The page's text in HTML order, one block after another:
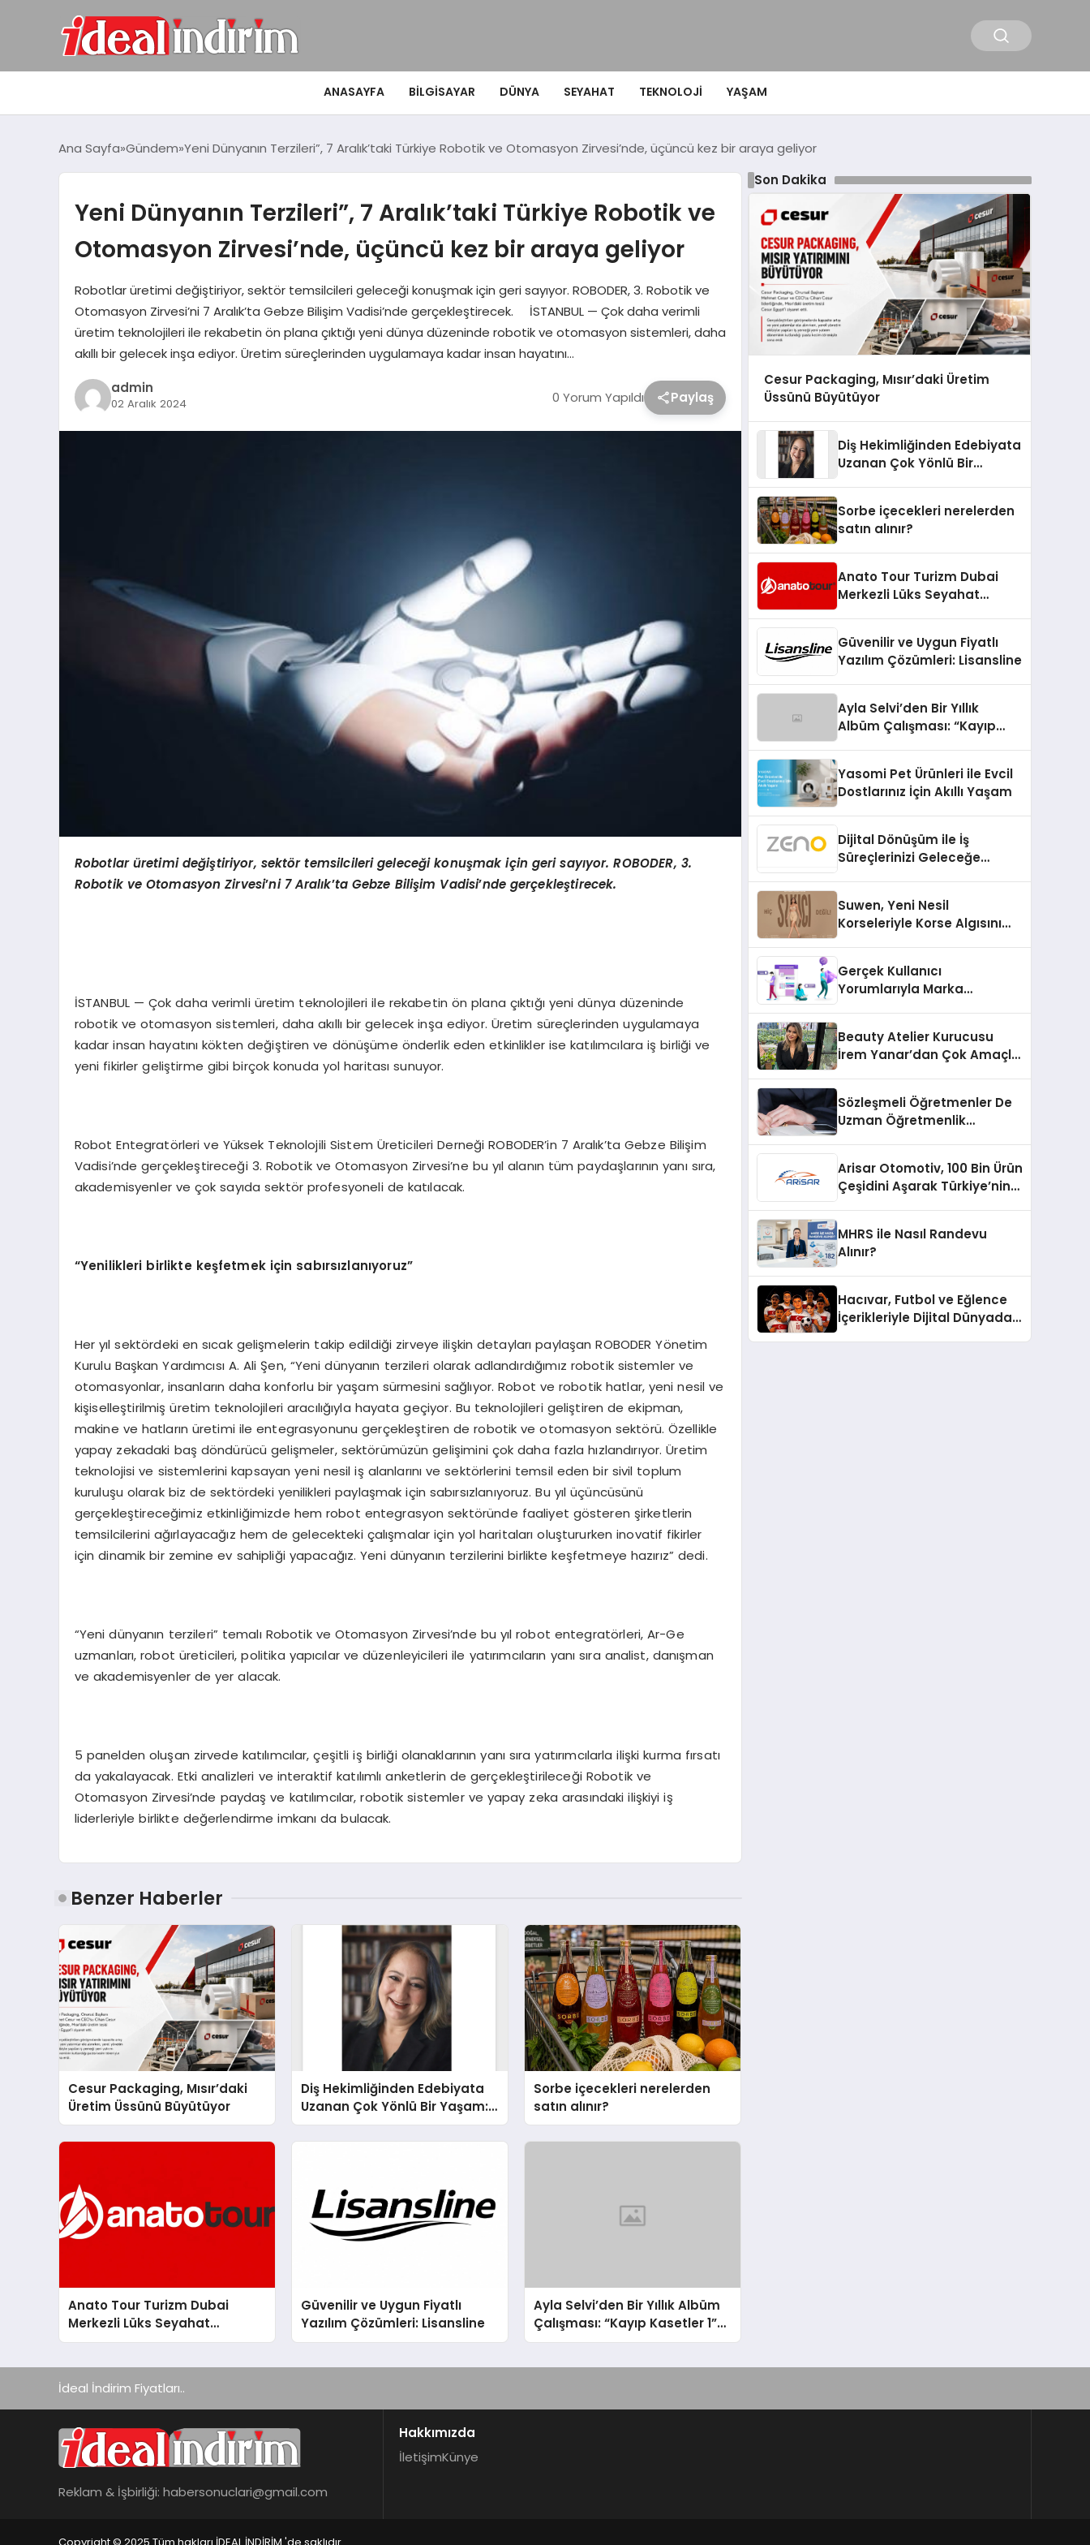
ANASAYFA BILGISAYAR DÜNYA SEYAHAT TEKNOLOJI YAŞAM
Ana Sayfa Gündem Yeni Dünyanın Terzileri”, 7 Aralık’taki Türkiye Robotik ve Otomasyon Zirvesi’nde, üçüncü kez bir araya geliyor
Yeni Dünyanın Terzileri”, 7 Aralık’taki Türkiye Robotik ve
Otomasyon Zirvesi’nde, üçüncü kez bir araya geliyor
Robotlar üretimi değiştiriyor, sektör temsilcileri geleceği konuşmak için geri sayıyor. ROBODER, 3. Robotik ve
Otomasyon Zirvesi’ni 7 Aralık’ta Gebze Bilişim Vadisi’nde gerçekleştirecek. İSTANBUL — Çok daha verimli
üretim teknolojileri ile rekabetin ön plana çıktığı yeni dünya düzeninde robotik ve otomasyon sistemleri, daha
akıllı bir gelecek inşa ediyor. Üretim süreçlerinden uygulamaya kadar insan hayatını…
admin
02 Aralık 2024 0 Yorum Yapıldı Paylaş
Robotlar üretimi değiştiriyor, sektör temsilcileri geleceği konuşmak için geri sayıyor. ROBODER, 3.
Robotik ve Otomasyon Zirvesi’ni 7 Aralık’ta Gebze Bilişim Vadisi’nde gerçekleştirecek.
İSTANBUL — Çok daha verimli üretim teknolojileri ile rekabetin ön plana çıktığı yeni dünya düzeninde
robotik ve otomasyon sistemleri, daha akıllı bir gelecek inşa ediyor. Üretim süreçlerinden uygulamaya
kadar insan hayatını kökten değiştiren ve dönüşüme önderlik eden etkinlikler ise katılımcılara iş birliği ve
yeni fikirler geliştirme gibi birçok konuda yol haritası sunuyor.
Robot Entegratörleri ve Yüksek Teknolojili Sistem Üreticileri Derneği ROBODER’in 7 Aralık’ta Gebze Bilişim
Vadisi’nde gerçekleştireceği 3. Robotik ve Otomasyon Zirvesi’ne bu yıl alanın tüm paydaşlarının yanı sıra,
akademisyenler ve çok sayıda sektör profesyoneli de katılacak.
“Yenilikleri birlikte keşfetmek için sabırsızlanıyoruz”
Her yıl sektördeki en sıcak gelişmelerin takip edildiği zirveye ilişkin detayları paylaşan ROBODER Yönetim
Kurulu Başkan Yardımcısı A. Ali Şen, “Yeni dünyanın terzileri olarak adlandırdığımız robotik sistemler ve
otomasyonlar, insanların daha konforlu bir yaşam sürmesini sağlıyor. Robot ve robotik hatlar, yeni nesil ve
kişiselleştirilmiş üretim teknolojileri aracılığıyla hayata geçiyor. Bu teknolojileri geliştiren de ekipman,
makine ve hatların üretimi ile entegrasyonunu gerçekleştiren de robotik ve otomasyon sektörü. Özellikle
yapay zekadaki baş döndürücü gelişmeler, sektörümüzün gelişimini çok daha fazla hızlandırıyor. Üretim
teknolojisi ve sistemlerini kapsayan yeni nesil iş alanlarını ve sektörlerini temsil eden bir sivil toplum
kuruluşu olarak biz de sektördeki yenilikleri paylaşmak için sabırsızlanıyoruz. Bu yıl üçüncüsünü
gerçekleştireceğimiz etkinliğimizde hem robot entegrasyon sektöründe faaliyet gösteren şirketlerin
temsilcilerini ağırlayacağız hem de gelecekteki çalışmalar için yol haritaları oluştururken inovatif fikirler
için dinamik bir zemine ev sahipliği yapacağız. Yeni dünyanın terzilerini birlikte keşfetmeye hazırız” dedi.
“Yeni dünyanın terzileri” temalı Robotik ve Otomasyon Zirvesi’nde bu yıl robot entegratörleri, Ar-Ge
uzmanları, robot üreticileri, politika yapıcılar ve düzenleyicileri ile yatırımcıların yanı sıra analist, danışman
ve akademisyenler de yer alacak.
5 panelden oluşan zirvede katılımcılar, çeşitli iş birliği olanaklarının yanı sıra yatırımcılarla ilişki kurma fırsatı
da yakalayacak. Etki analizleri ve interaktif katılımlı anketlerin de gerçekleştirileceği Robotik ve
Otomasyon Zirvesi’nde paydaş ve katılımcılar, robotik sistemler ve yapay zeka arasındaki ilişkiyi iş
liderleriyle birlikte değerlendirme imkanı da bulacak.
Benzer Haberler
Cesur Packaging, Mısır’daki
Üretim Üssünü Büyütüyor
Diş Hekimliğinden Edebiyata
Uzanan Çok Yönlü Bir Yaşam:
Yeşim Şahin Yaman
Sorbe içecekleri nerelerden
satın alınır?
Anato Tour Turizm Dubai
Merkezli Lüks Seyahat
Hizmetleriyle Küresel
Güvenilir ve Uygun Fiyatlı
Yazılım Çözümleri: Lisansline
Ayla Selvi’den Bir Yıllık Albüm
Çalışması: “Kayıp Kasetler 1”
31 Temmuz’da Çıktı
Son Dakika
Cesur Packaging, Mısır’daki Üretim
Üssünü Büyütüyor
Diş Hekimliğinden Edebiyata
Uzanan Çok Yönlü Bir
Sorbe içecekleri nerelerden
satın alınır?
Anato Tour Turizm Dubai
Merkezli Lüks Seyahat
Güvenilir ve Uygun Fiyatlı
Yazılım Çözümleri: Lisansline
Ayla Selvi’den Bir Yıllık
Albüm Çalışması: “Kayıp
Yasomi Pet Ürünleri ile Evcil
Dostlarınız İçin Akıllı Yaşam
Dijital Dönüşüm ile İş
Süreçlerinizi Geleceğe
Suwen, Yeni Nesil
Korseleriyle Korse Algısını
Gerçek Kullanıcı
Yorumlarıyla Marka
Beauty Atelier Kurucusu
İrem Yanar’dan Çok Amaçlı
Sözleşmeli Öğretmenler De
Uzman Öğretmenlik
Arisar Otomotiv, 100 Bin Ürün
Çeşidini Aşarak Türkiye’nin
Platformlarından Biri Oldu
MHRS ile Nasıl Randevu
Alınır?
Hacıvar, Futbol ve Eğlence
İçerikleriyle Dijital Dünyada
İdeal İndirim Fiyatları..
Reklam & İşbirliği: habersonuclari@gmail.com
Hakkımızda
İletişimKünye